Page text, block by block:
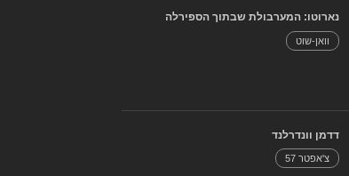
נארוטו: המערבולת שבתוך הספירלה
וואן-שוט
דדמן וונדרלנד
צ'אפטר 57